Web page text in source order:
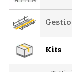
Kits